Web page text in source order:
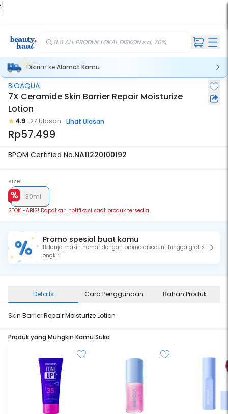
|
8.8 ALL PRODUK LOKAL DISKON s.d. 70%
Dikirim keAlamat Kamu
Stok Habis
BIOAQUA
7X Ceramide Skin Barrier Repair Moisturize
Lotion
4.9 27 Ulasan Lihat Ulasan
Rp57.499
BPOM Certified No.NA11220100192
size:
30ml
STOK HABIS! Dapatkan notifikasi saat produk tersedia
Promo spesial buat kamu
Belanja makin hemat dengan promo discount hingga gratis
ongkir!
Details Cara Penggunaan Bahan Produk
Skin Barrier Repair Moisturize Lotion
Produk yang Mungkin Kamu Suka